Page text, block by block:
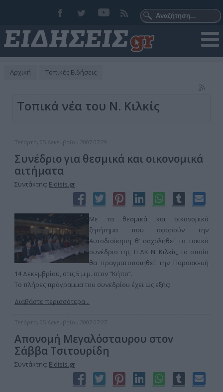
Αρχική Τοπικές Ειδήσεις
Τοπικά νέα του Ν. Κιλκίς
Τετάρτη, 05 Δεκεμβρίου 2007 07:29
Συνέδριο για θεσμικά και οικονομικά
αιτήματα
Συντάκτης: Eidisis.gr
Με τα θεσμικά και οικονομικά
ζητήτημα που αφορούν την
Αυτοδιοίκηση θ’ ασχοληθεί το τακικό
συνέδριο της ΤΕΔΚ Ν. Κιλκίς, το οποίο
θα πραγματοποιηθεί την Παρασκευή
14 Δεκεμβρίου, στις 5 μ.μ. στον “Κήπο”.
Το πλήρες πρόγραμμα του συνεδρίου έχει ως εξής:
Διαβάστε περισσότερα...
Τετάρτη, 05 Δεκεμβρίου 2007 07:27
Απονομή Μεγαλόσταυρου στοv
Σάββα Τσιτουρίδη
Συντάκτης: Eidisis.gr